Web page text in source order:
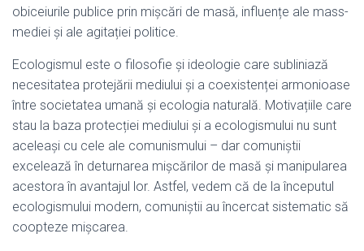
obiceiurile publice prin mișcări de masă, influențe ale mass-
mediei și ale agitației politice.
Ecologismul este o filosofie și ideologie care subliniază
necesitatea protejării mediului și a coexistenței armonioase
între societatea umană și ecologia naturală. Motivațiile care
stau la baza protecției mediului și a ecologismului nu sunt
aceleași cu cele ale comunismului – dar comuniștii
excelează în deturnarea mișcărilor de masă și manipularea
acestora în avantajul lor. Astfel, vedem că de la începutul
ecologismului modern, comuniștii au încercat sistematic să
coopteze mișcarea.